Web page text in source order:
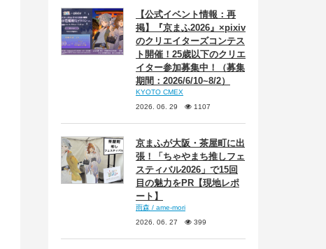
【公式イベント情報：再
掲】『京まふ2026』×pixiv
のクリエイターズコンテス
ト開催！25歳以下のクリエ
イター参加募集中！（募集
期間：2026/6/10~8/2）
KYOTO CMEX
2026. 06. 29
1107
京まふが大阪・茶屋町に出
張！「ちゃやまち推しフェ
スティバル2026」で15回
目の魅力をPR【現地レポ
ート】
雨森 / ame-mori
2026. 06. 27
399